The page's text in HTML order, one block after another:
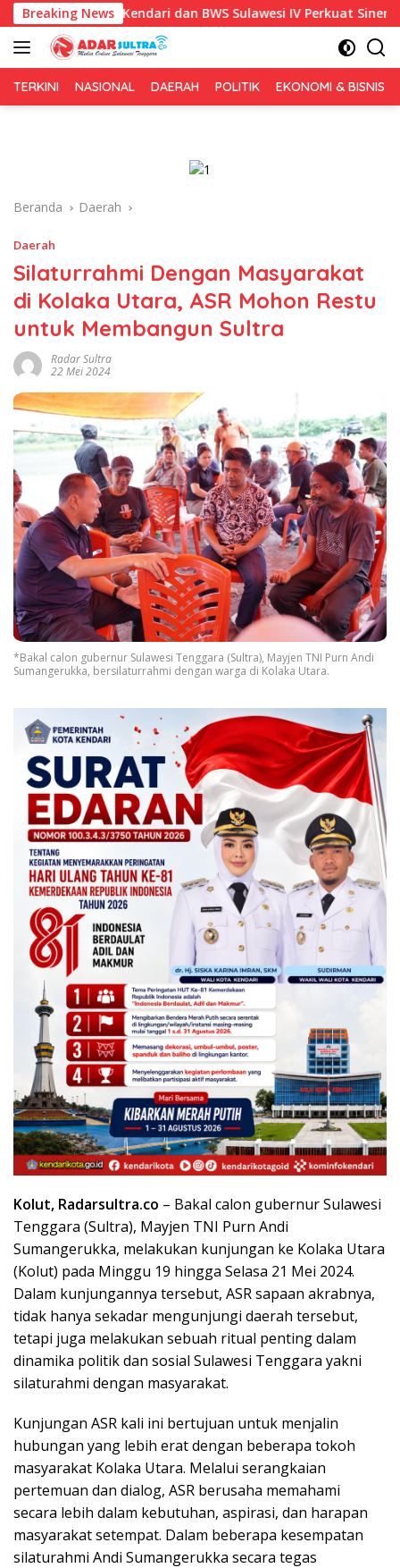
Langsung
ke
konten
Breaking News
Kendari dan BWS Sulawesi IV Perkuat Sinergi Jaga Irigasi
TERKINI NASIONAL DAERAH POLITIK EKONOMI & BISNIS
Beranda Daerah
Daerah
Silaturrahmi Dengan Masyarakat
di Kolaka Utara, ASR Mohon Restu
untuk Membangun Sultra
Radar Sultra
22 Mei 2024
*Bakal calon gubernur Sulawesi Tenggara (Sultra), Mayjen TNI Purn Andi
Sumangerukka, bersilaturrahmi dengan warga di Kolaka Utara.
Kolut, Radarsultra.co – Bakal calon gubernur Sulawesi
Tenggara (Sultra), Mayjen TNI Purn Andi
Sumangerukka, melakukan kunjungan ke Kolaka Utara
(Kolut) pada Minggu 19 hingga Selasa 21 Mei 2024.
Dalam kunjungannya tersebut, ASR sapaan akrabnya,
tidak hanya sekadar mengunjungi daerah tersebut,
tetapi juga melakukan sebuah ritual penting dalam
dinamika politik dan sosial Sulawesi Tenggara yakni
silaturahmi dengan masyarakat.
Kunjungan ASR kali ini bertujuan untuk menjalin
hubungan yang lebih erat dengan beberapa tokoh
masyarakat Kolaka Utara. Melalui serangkaian
pertemuan dan dialog, ASR berusaha memahami
secara lebih dalam kebutuhan, aspirasi, dan harapan
masyarakat setempat. Dalam beberapa kesempatan
silaturahmi Andi Sumangerukka secara tegas